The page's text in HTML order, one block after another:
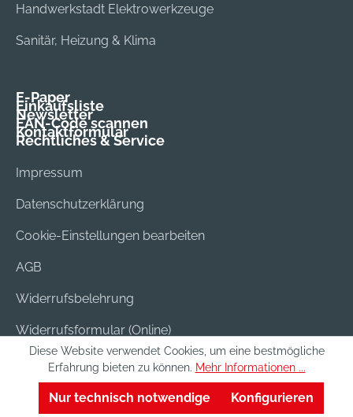
Handwerkstadt Elektrowerkzeuge
Sanitär, Heizung & Klima
E-Paper
Einkaufsliste
Newsletter
EAN-Code scannen
Kontaktformular
Rechtliches & Service
Impressum
Datenschutzerklärung
Cookie-Einstellungen bearbeiten
AGB
Widerrufsbelehrung
Widerrufsformular (Online)
Versand & Bezahlung
Batterieentsorgung
Diese Website verwendet Cookies, um eine bestmögliche
Erfahrung bieten zu können. Mehr Informationen ...
Nur technisch notwendige Konfigurieren